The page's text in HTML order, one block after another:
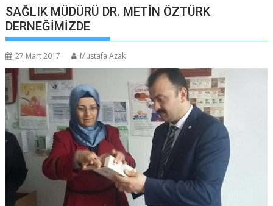
SAĞLIK MÜDÜRÜ DR. METİN ÖZTÜRK
DERNEĞİMİZDE
27 Mart 2017 Mustafa Azak